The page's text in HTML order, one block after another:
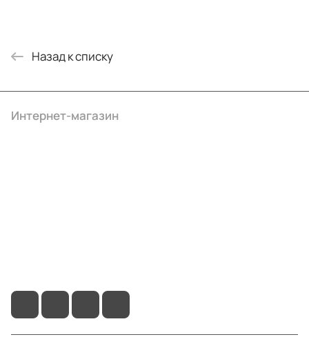
Назад к списку
Интернет-магазин